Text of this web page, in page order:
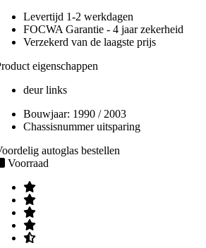
Levertijd 1-2 werkdagen
FOCWA Garantie - 4 jaar zekerheid
Verzekerd van de laagste prijs
eigenschappen
deur links
Bouwjaar: 1990 / 2003
Chassisnummer uitsparing
autoglas bestellen
Voorraad